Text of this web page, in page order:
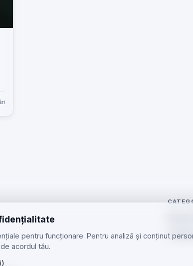
pentru funcționare. Pentru analiză și conținut
acordul tău.